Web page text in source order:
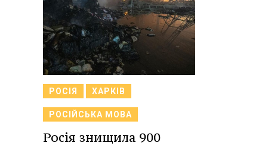
РОСІЯ ХАРКІВ
РОСІЙСЬКА МОВА
Росія знищила 900